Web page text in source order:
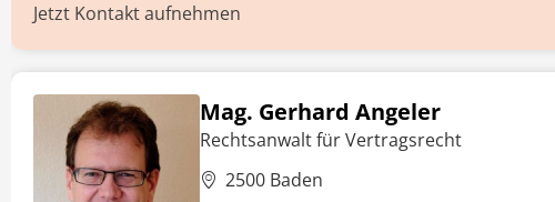
Jetzt Kontakt aufnehmen
Mag. Gerhard Angeler
Rechtsanwalt für Vertragsrecht
2500 Baden